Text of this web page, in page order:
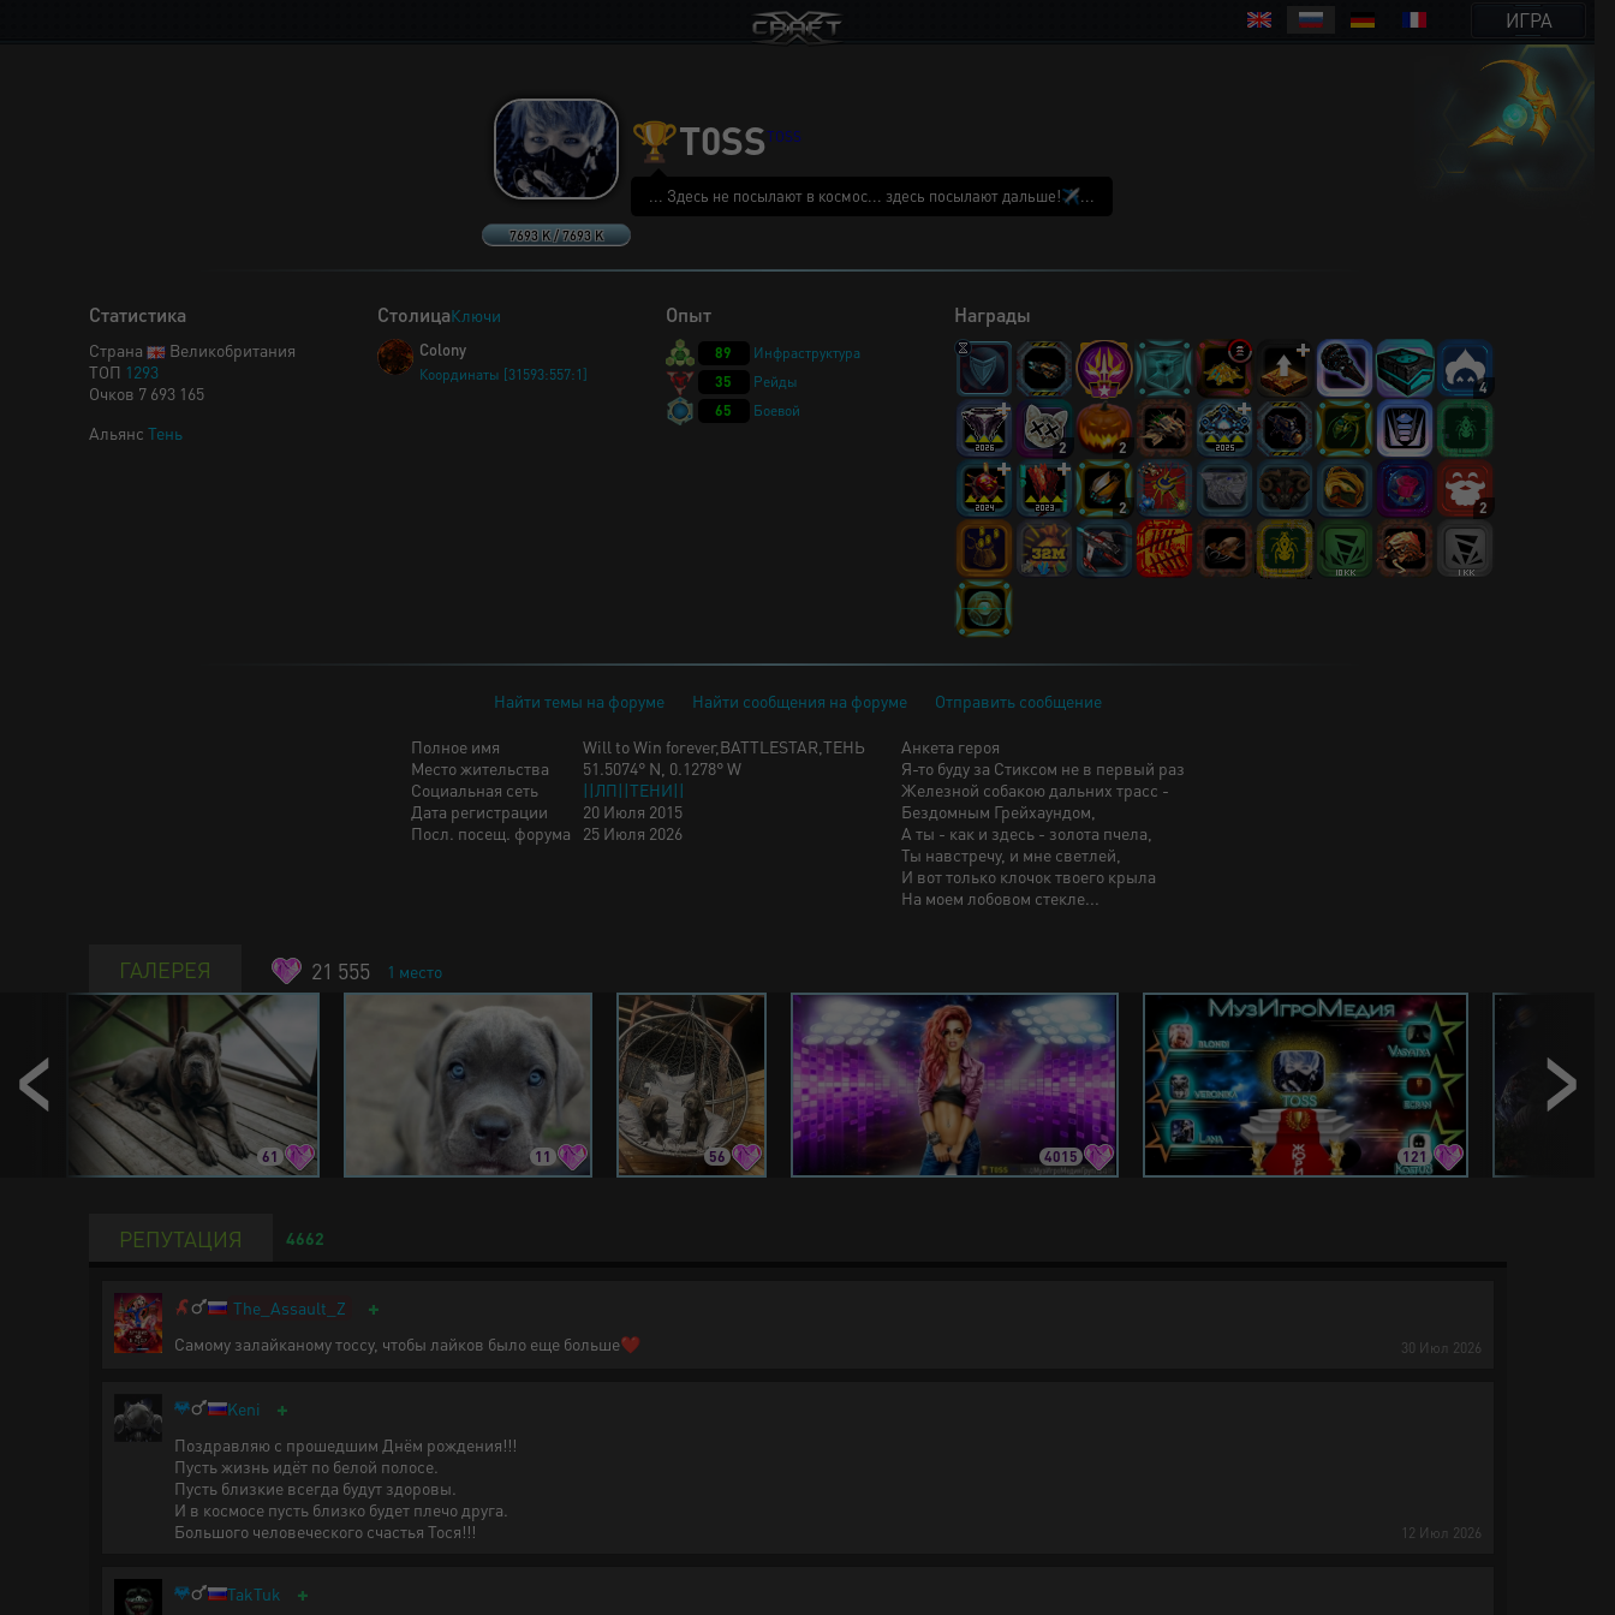
ИГРА
7693 K / 7693 K
🏆T0SSTOSS
... Здесь не посылают в космос... здесь посылают дальше!✈️...
Статистика
Страна
Великобритания
ТОП 1293
Очков 7 693 165
Альянс Тень
СтолицаКлючи
Colony
Координаты [31593:557:1]
Опыт
89
Инфраструктура
35
Рейды
65
Боевой
Награды
4
2 2
2 2
Найти темы на форуме Найти сообщения на форуме Отправить сообщение
Полное имя
Will to Win forever,BATTLESTAR,ТЕНЬ
Место жительства
51.5074° N, 0.1278° W
Социальная сеть
||ЛП||ТЕНИ||
Дата регистрации
20 Июля 2015
Посл. посещ. форума
25 Июля 2026
Анкета героя
Я-то буду за Стиксом не в первый раз
Железной собакою дальних трасс -
Бездомным Грейхаундом,
А ты - как и здесь - золота пчела,
Ты навстречу, и мне светлей,
И вот только клочок твоего крыла
На моем лобовом стекле...
ГАЛЕРЕЯ 21 555 1 место
61 11 56 4015 121
РЕПУТАЦИЯ 4662
30 Июл 2026
The_Assault_Z +
Самому залайканому тоссу, чтобы лайков было еще больше❤️
12 Июл 2026
Keni +
Поздравляю с прошедшим Днём рождения!!!
Пусть жизнь идёт по белой полосе.
Пусть близкие всегда будут здоровы.
И в космосе пусть близко будет плечо друга.
Большого человеческого счастья Тося!!!
TakTuk +